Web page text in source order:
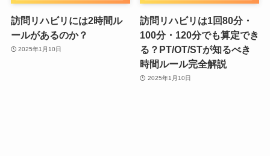
訪問リハビリには2時間ル
ールがあるのか？
2025年1月10日
訪問リハビリは1回80分・
100分・120分でも算定でき
る？PT/OT/STが知るべき
時間ルール完全解説
2025年1月10日